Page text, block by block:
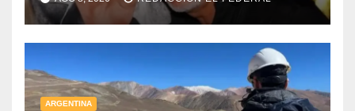
ARGENTINA